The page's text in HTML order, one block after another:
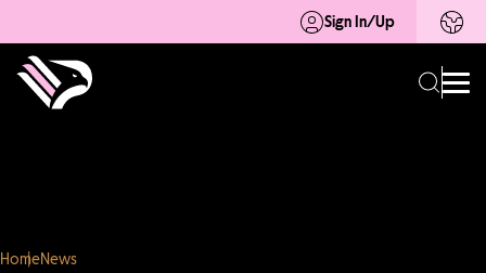
Sign In/Up
HomeNews